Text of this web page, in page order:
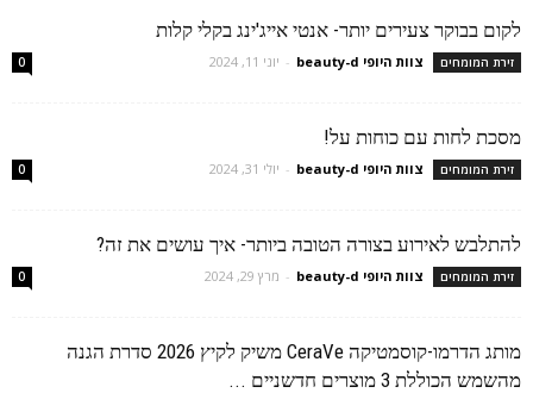
לקום בבוקר צעירים יותר- אנטי אייג'ינג בקלי קלות
זירת המומחים צוות היופי beauty-d - יוני 11, 2024 0
מסכת לחות עם כוחות על!
זירת המומחים צוות היופי beauty-d - יולי 31, 2024 0
להתלבש לאירוע בצורה הטובה ביותר- איך עושים את זה?
זירת המומחים צוות היופי beauty-d - מרץ 29, 2024 0
מותג הדרמו-קוסמטיקה CeraVe משיק לקיץ 2026 סדרת הגנה
מהשמש הכוללת 3 מוצרים חדשניים ...